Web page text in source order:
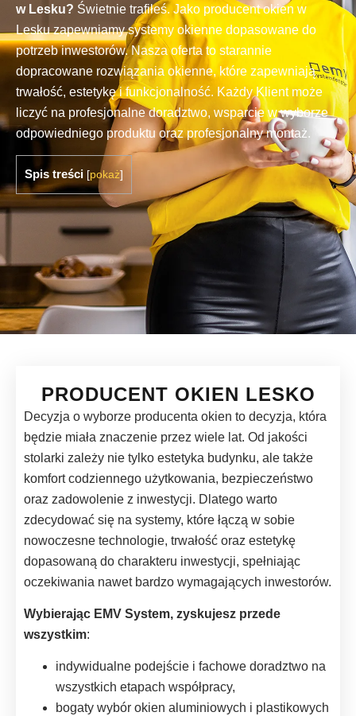
w Lesku? Świetnie trafiłeś. Jako producent okien w
Lesku zapewniamy systemy okienne dopasowane do
potrzeb inwestorów. Nasza oferta to starannie
dopracowane rozwiązania okienne, które zapewniają
trwałość, estetykę i funkcjonalność. Każdy Klient może
liczyć na profesjonalne doradztwo, wsparcie w wyborze
odpowiedniego produktu oraz profesjonalny montaż.
Spis treści [pokaż]
PRODUCENT OKIEN LESKO
Decyzja o wyborze producenta okien to decyzja, która
będzie miała znaczenie przez wiele lat. Od jakości
stolarki zależy nie tylko estetyka budynku, ale także
komfort codziennego użytkowania, bezpieczeństwo
oraz zadowolenie z inwestycji. Dlatego warto
zdecydować się na systemy, które łączą w sobie
nowoczesne technologie, trwałość oraz estetykę
dopasowaną do charakteru inwestycji, spełniając
oczekiwania nawet bardzo wymagających inwestorów.
Wybierając EMV System, zyskujesz przede
wszystkim:
indywidualne podejście i fachowe doradztwo na
wszystkich etapach współpracy,
bogaty wybór okien aluminiowych i plastikowych